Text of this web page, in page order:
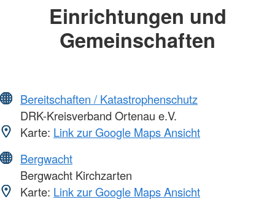
Einrichtungen und
Gemeinschaften
Bereitschaften / Katastrophenschutz
DRK-Kreisverband Ortenau e.V.
Karte: Link zur Google Maps Ansicht
Bergwacht
Bergwacht Kirchzarten
Karte: Link zur Google Maps Ansicht